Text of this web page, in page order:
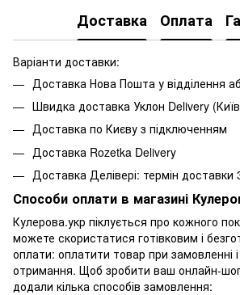
Доставка Оплата
Варіанти доставки:
Доставка Нова Пошта у відділення
Швидка доставка Уклон Delivery
Доставка по Києву з підключенням
Доставка Rozetka Delivery
Доставка Делівері: термін доставки
Способи оплати в магазині
Кулерова.укр піклується про кожного
можете скористатися готівковим і
оплати: оплатити товар при замовленні
отримання. Щоб зробити ваш онлайн-
додали кілька способів замовлення: